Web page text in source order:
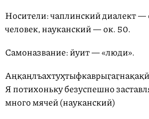
Носители: чаплинский диалект —
человек, науканский — ок. 50.
Самоназвание: йуит — «люди».
Я потихоньку безуспешно
много мячей (науканский)